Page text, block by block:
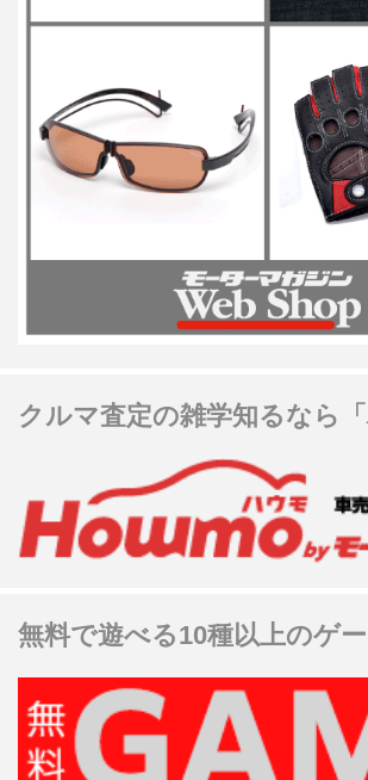
クルマ査定の雑学知るなら「
無料で遊べる10種以上のゲ